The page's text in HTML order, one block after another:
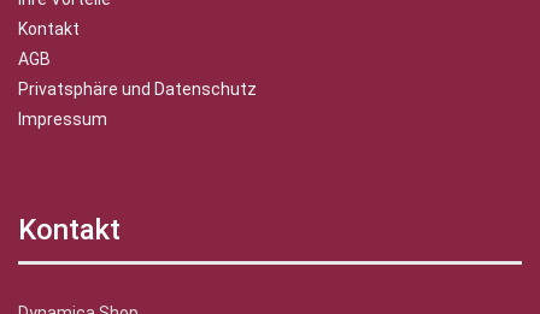
Kontakt
AGB
Privatsphäre und Datenschutz
Impressum
Kontakt